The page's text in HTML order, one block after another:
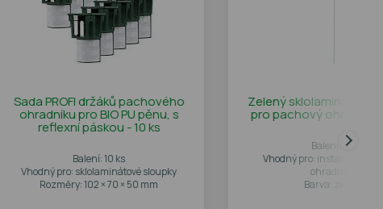
Sada PROFI držáků pachového
ohradníku pro BIO PU pěnu, s
reflexní páskou - 10 ks
Balení: 10 ks
Vhodný pro: sklolaminátové sloupky
Rozměry: 102 × 70 × 50 mm
Zelený sklolaminátový
pro pachový ohradník,
Balení: 1 ks
Vhodný pro: instalaci
ohradníku
Barva: zelená